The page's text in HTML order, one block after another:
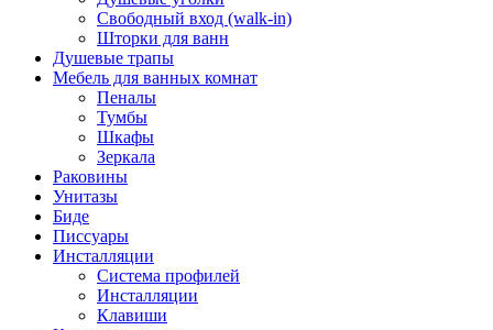
Свободный вход (walk-in)
Шторки для ванн
Душевые трапы
Мебель для ванных комнат
Пеналы
Тумбы
Шкафы
Зеркала
Раковины
Унитазы
Биде
Писсуары
Инсталляции
Система профилей
Инсталляции
Клавиши